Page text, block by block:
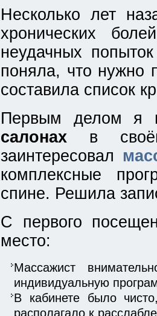
Несколько лет
хронических
неудачных
поняла, что нужно
составила список
Первым делом я
салонах в
заинтересовал
комплексные
спине. Решила
С первого
место:
Массажист
индивидуальную
В кабинете было
располагало к